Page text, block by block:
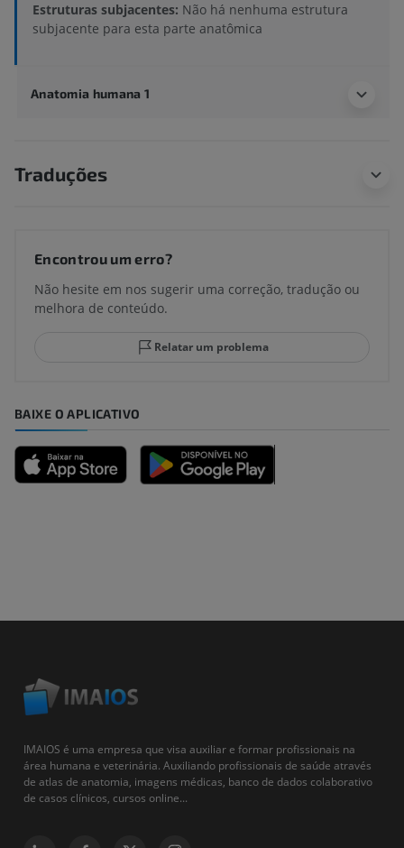
Estruturas subjacentes: Não há nenhuma estrutura
subjacente para esta parte anatômica
Anatomia humana 1
Traduções
Encontrou um erro?
Não hesite em nos sugerir uma correção, tradução ou
melhora de conteúdo.
Relatar um problema
BAIXE O APLICATIVO
IMAIOS é uma empresa que visa auxiliar e formar profissionais na
área humana e veterinária. Auxiliando profissionais de saúde através
de atlas de anatomia, imagens médicas, banco de dados colaborativo
de casos clínicos, cursos online...